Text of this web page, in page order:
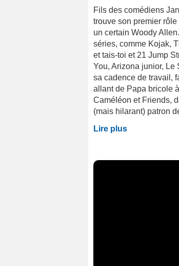
Fils des comédiens
trouve son premier
un certain Woody
séries, comme Kojak,
et tais-toi et 21 Jump
You, Arizona junior,
sa cadence de travail,
allant de Papa bricole
Caméléon et Friends,
(mais hilarant) patron
Lire plus